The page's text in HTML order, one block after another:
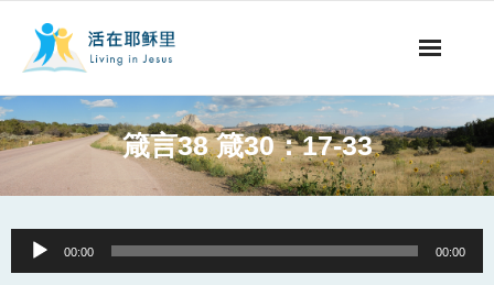
事工概要
阅读文章
箴言38 箴30：17-33
Audio
Player
00:00 00:00